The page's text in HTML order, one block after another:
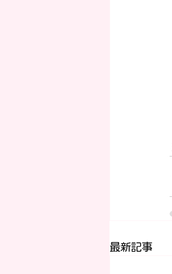
最新記事